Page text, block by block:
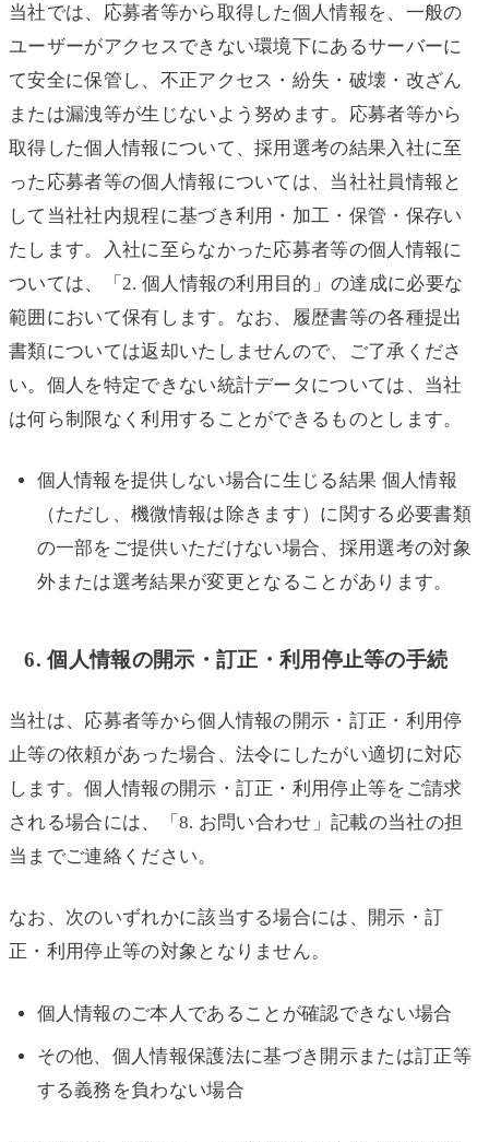
当社では、応募者等から取得した個人情報を、一般の
ユーザーがアクセスできない環境下にあるサーバーに
て安全に保管し、不正アクセス・紛失・破壊・改ざん
または漏洩等が生じないよう努めます。応募者等から
取得した個人情報について、採用選考の結果入社に至
った応募者等の個人情報については、当社社員情報と
して当社社内規程に基づき利用・加工・保管・保存い
たします。入社に至らなかった応募者等の個人情報に
ついては、「2. 個人情報の利用目的」の達成に必要な
範囲において保有します。なお、履歴書等の各種提出
書類については返却いたしませんので、ご了承くださ
い。個人を特定できない統計データについては、当社
は何ら制限なく利用することができるものとします。
個人情報を提供しない場合に生じる結果 個人情報
（ただし、機微情報は除きます）に関する必要書類
の一部をご提供いただけない場合、採用選考の対象
外または選考結果が変更となることがあります。
6. 個人情報の開示・訂正・利用停止等の手続
当社は、応募者等から個人情報の開示・訂正・利用停
止等の依頼があった場合、法令にしたがい適切に対応
します。個人情報の開示・訂正・利用停止等をご請求
される場合には、「8. お問い合わせ」記載の当社の担
当までご連絡ください。
なお、次のいずれかに該当する場合には、開示・訂
正・利用停止等の対象となりません。
個人情報のご本人であることが確認できない場合
その他、個人情報保護法に基づき開示または訂正等
する義務を負わない場合